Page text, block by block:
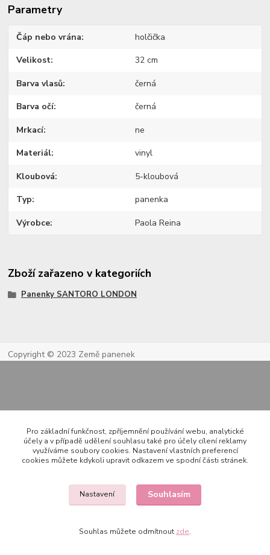
Parametry
Čáp nebo vrána holčička
Velikost 32 cm
Barva vlasů černá
Barva očí černá
Mrkací ne
Materiál vinyl
Kloubová 5-kloubová
Typ panenka
Výrobce Paola Reina
Zboží zařazeno v kategoriích
Panenky SANTORO LONDON
Copyright © 2023 Země panenek
Kontakty
722 000 724
Pro základní funkčnost, zpříjemnění používání webu, analytické
účely a v případě udělení souhlasu také pro účely cílení reklamy
využíváme soubory cookies. Nastavení vlastních preferencí
cookies můžete kdykoli upravit odkazem ve spodní části stránek.
Nastavení Souhlasím
Souhlas můžete odmítnout zde.